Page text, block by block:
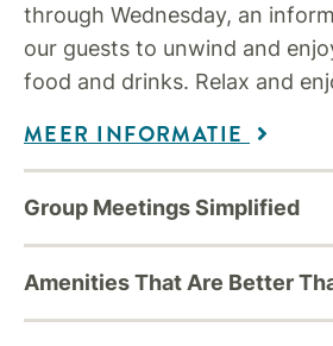
through Wednesday, an
our guests to unwind and
food and drinks. Relax and
MEER INFORMATIE